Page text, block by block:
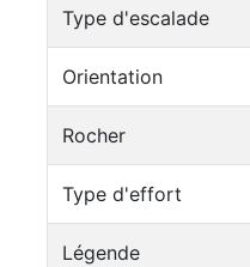
Type d'escalade
Orientation
Rocher
Type d'effort
Légende